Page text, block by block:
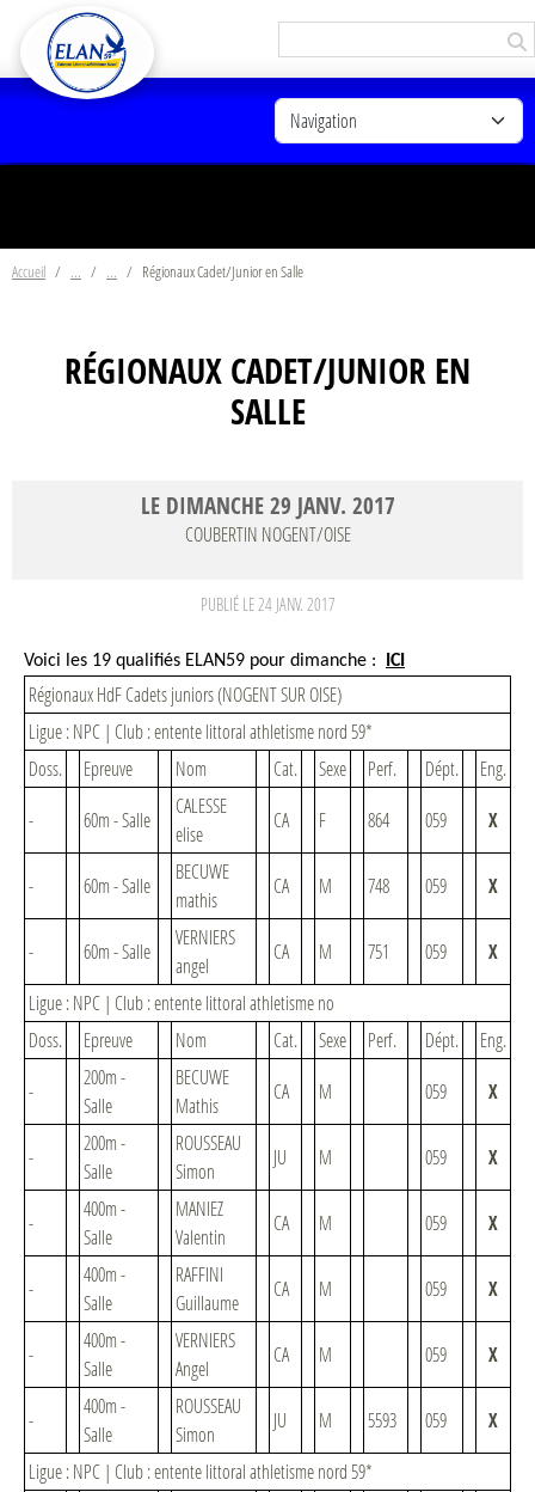
Accueil Régionaux Cadet/Junior en Salle
RÉGIONAUX CADET/JUNIOR EN
SALLE
LE DIMANCHE29 JANV. 2017
COUBERTIN NOGENT/OISE
PUBLIÉ LE24 JANV. 2017
Voici les 19 qualifiés ELAN59 pour dimanche : ICI
Régionaux HdF Cadets juniors (NOGENT SUR OISE)
Ligue : NPC | Club : entente littoral athletisme nord 59*
Doss.
Epreuve Nom Cat. Sexe Perf. Dépt. Eng.
- 60m - Salle
CALESSE
elise
CA F 864 059 X
- 60m - Salle
BECUWE
mathis
CA M 748 059 X
- 60m - Salle
VERNIERS
angel
CA M 751 059 X
Ligue : NPC | Club : entente littoral athletisme no
Doss.
Epreuve Nom Cat. Sexe Perf. Dépt. Eng.
-
200m -
Salle
BECUWE
Mathis
CA M 059 X
-
200m -
Salle
ROUSSEAU
Simon
JU M 059 X
-
400m -
Salle
MANIEZ
Valentin
CA M 059 X
-
400m -
Salle
RAFFINI
Guillaume
CA M 059 X
-
400m -
Salle
VERNIERS
Angel
CA M 059 X
-
400m -
Salle
ROUSSEAU
Simon
JU M 5593 059 X
Ligue : NPC | Club : entente littoral athletisme nord 59*
Panneau de gestion des cookies